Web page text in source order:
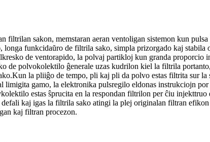
sakon, memstaran aeran ventoligan sistemon kun
funkcidaŭro de filtrila sako, simpla prizorgado kaj stabila
de ventorapido, la polvaj partikloj kun granda proporcio
de polvokolektilo ĝenerale uzas kudrilon kiel la filtrila
la pliiĝo de tempo, pli kaj pli da polvo estas filtrita sur
gamo, la elektronika pulsregilo eldonas instrukciojn
estas ŝprucita en la respondan filtrilon per ĉiu
kaj igas la filtrila sako atingi la plej originalan filtran
kaj filtran procezon.